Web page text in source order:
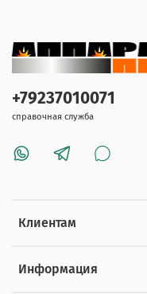
Клиентам
Информация
+79237010071
справочная служба